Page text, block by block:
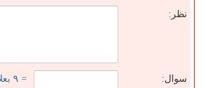
نظر:
سوال: = ۹ بعلاوه ۳